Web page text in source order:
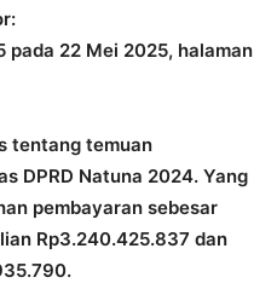
pada 22 Mei 2025, halaman
tentang temuan
DPRD Natuna 2024. Yang
pembayaran sebesar
Rp3.240.425.837 dan